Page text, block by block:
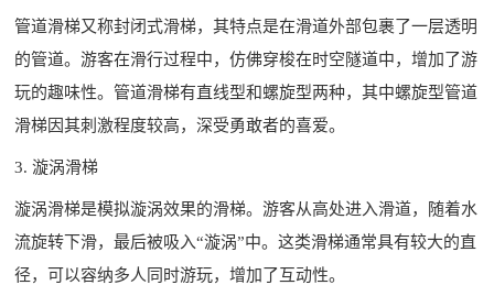
管道滑梯又称封闭式滑梯，其特点是在滑道外部包裹了一层透明
的管道。游客在滑行过程中，仿佛穿梭在时空隧道中，增加了游
玩的趣味性。管道滑梯有直线型和螺旋型两种，其中螺旋型管道
滑梯因其刺激程度较高，深受勇敢者的喜爱。
3. 漩涡滑梯
漩涡滑梯是模拟漩涡效果的滑梯。游客从高处进入滑道，随着水
流旋转下滑，最后被吸入“漩涡”中。这类滑梯通常具有较大的直
径，可以容纳多人同时游玩，增加了互动性。